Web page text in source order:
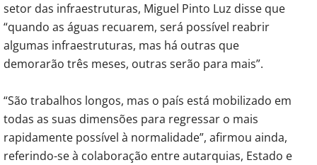
setor das infraestruturas, Miguel Pinto Luz disse que
“quando as águas recuarem, será possível reabrir
algumas infraestruturas, mas há outras que
demorarão três meses, outras serão para mais”.
“São trabalhos longos, mas o país está mobilizado em
todas as suas dimensões para regressar o mais
rapidamente possível à normalidade”, afirmou ainda,
referindo-se à colaboração entre autarquias, Estado e